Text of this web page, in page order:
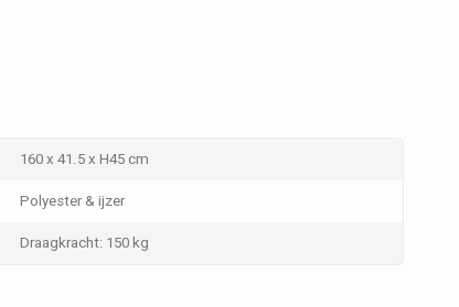
160 x 41.5 x H45 cm
Polyester & ijzer
Draagkracht: 150 kg